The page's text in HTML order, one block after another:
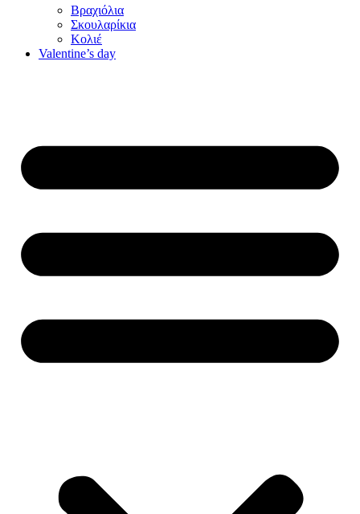
Βραχιόλια
Σκουλαρίκια
Κολιέ
Valentine’s day